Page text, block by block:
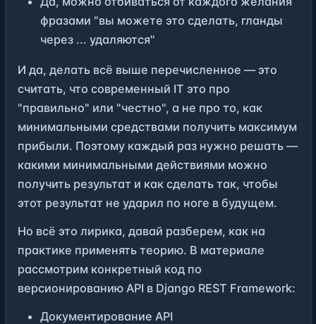
фразами "вы можете это сделать, гланды
через ... удаляются"
И да, делать всё выше перечисленное — это
считать, что современный IT это про
"правильно" или "честно", а не про то, как
минимальными средствами получить максимум
прибыли. Поэтому каждый раз нужно решать —
какими минимальными действиями можно
получить результат и как сделать так, чтобы
этот результат не ударил по ноге в будущем.
Но всё это лирика, давай разберем, как на
практике применять теорию. В материале
рассмотрим конкретный код по
версионированию API в Django REST Framework:
Документирование API